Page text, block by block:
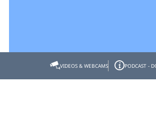
VIDEOS & WEBCAMS PODCAST -